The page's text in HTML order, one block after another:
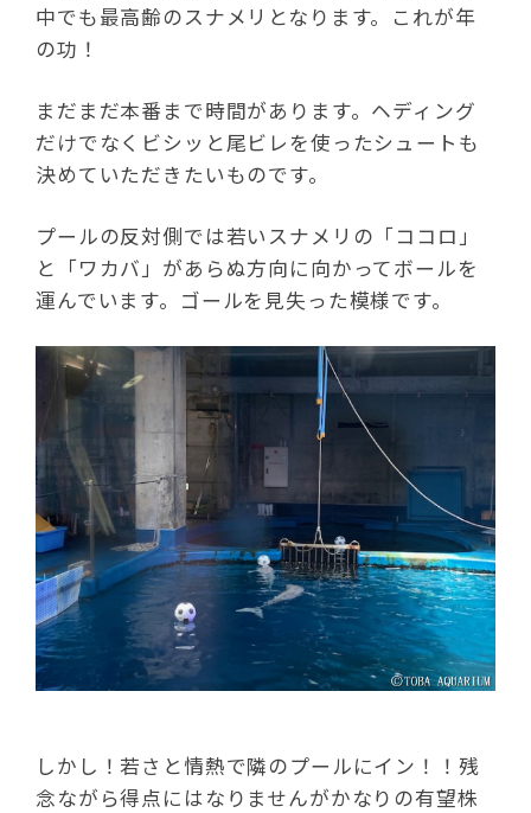
中でも最高齢のスナメリとなります。これが年
の功！
まだまだ本番まで時間があります。ヘディング
だけでなくビシッと尾ビレを使ったシュートも
決めていただきたいものです。
プールの反対側では若いスナメリの「ココロ」
と「ワカバ」があらぬ方向に向かってボールを
運んでいます。ゴールを見失った模様です。
しかし！若さと情熱で隣のプールにイン！！残
念ながら得点にはなりませんがかなりの有望株